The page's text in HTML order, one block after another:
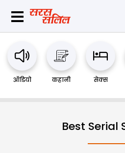
ऑडियो कहानी सेक्स
Best Serial